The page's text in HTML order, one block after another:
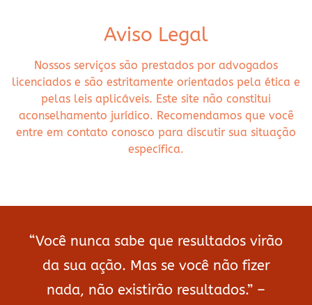
Aviso Legal
Nossos serviços são prestados por advogados
licenciados e são estritamente orientados pela ética e
pelas leis aplicáveis. Este site não constitui
aconselhamento jurídico. Recomendamos que você
entre em contato conosco para discutir sua situação
específica.
“Você nunca sabe que resultados virão
da sua ação. Mas se você não fizer
nada, não existirão resultados.” –